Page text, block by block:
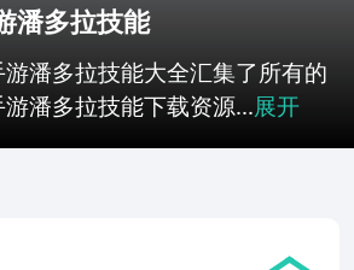
潘多拉技能
潘多拉技能大全汇集了所有的
潘多拉技能下载资源...展开